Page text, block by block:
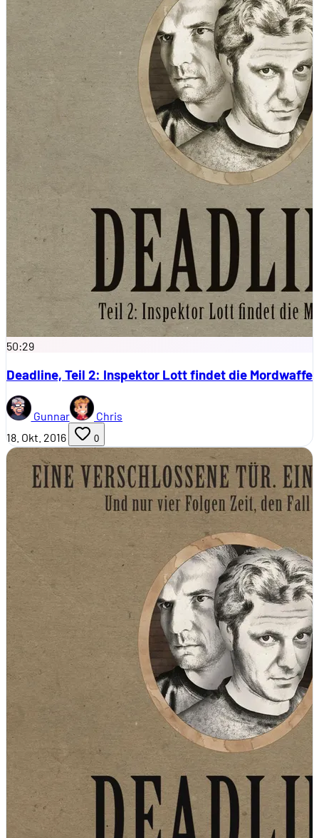
50:29
Deadline, Teil 2: Inspektor Lott findet die Mordwaffe
Gunnar
Chris
18. Okt. 2016
0